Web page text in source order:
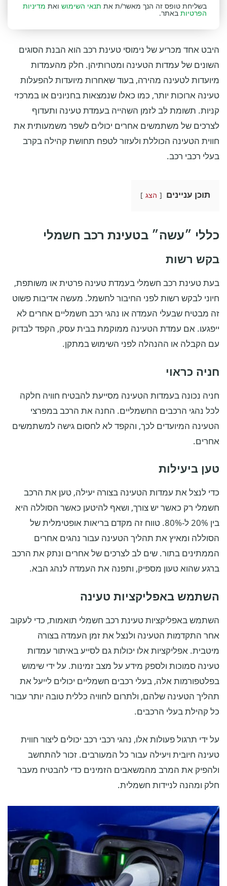
בשליחת טופס זה הנך מאשר/ת את תנאי השימוש ואת מדיניות
הפרטיות באתר.
היבט אחד מכריע של נימוסי טעינת רכב הוא הבנת הסוגים
השונים של עמדות הטעינה ומטרותיהן. חלק מהעמדות
מיועדות לטעינה מהירה, בעוד שאחרות מיועדות להפעלות
טעינה ארוכות יותר, כמו כאלו שנמצאות בחניונים או במרכזי
קניות. תשומת לב לזמן השהייה בעמדת טעינה ותעדוף
לצרכים של משתמשים אחרים יכולים לשפר משמעותית את
חווית הטעינה הכוללת ולעזור לטפח תחושת קהילה בקרב
בעלי רכבי רכב.
תוכן עניינים הצג
כללי ״עשה״ בטעינת רכב חשמלי
בקש רשות
בעת טעינת רכב חשמלי בעמדת טעינה פרטית או משותפת,
חיוני לבקש רשות לפני החיבור לחשמל. מעשה אדיבות פשוט
זה מבטיח שבעלי העמדה או נהגי רכב חשמליים אחרים לא
ייפגעו. אם עמדת הטעינה ממוקמת בבית עסק, הקפד לבדוק
עם הקבלה או ההנהלה לפני השימוש במתקן.
חניה כראוי
חניה נכונה בעמדות הטעינה מסייעת להבטיח חוויה חלקה
לכל נהגי הרכבים החשמליים. החנה את הרכב במפרצי
הטעינה המיועדים לכך, והקפד לא לחסום גישה למשתמשים
אחרים.
טען ביעילות
כדי לנצל את עמדות הטעינה בצורה יעילה, טען את הרכב
חשמלי רק כאשר יש צורך, ושאף להיטען כאשר הסוללה היא
בין 20% ל-80%. טווח זה מקדם בריאות אופטימלית של
הסוללה ומאיץ את תהליך הטעינה עבור נהגים אחרים
הממתינים בתור. שים לב לצרכים של אחרים ונתק את הרכב
ברגע שהוא טעון מספיק, ותפנה את העמדה לנהג הבא.
השתמש באפליקציות טעינה
השתמש באפליקציות טעינת רכב חשמלי תואמות, כדי לעקוב
אחר התקדמות הטעינה ולנצל את זמן העמדה בצורה
מיטבית. אפליקציות אלו יכולות גם לסייע באיתור עמדות
טעינה סמוכות ולספק מידע על מצב זמינות. על ידי שימוש
בפלטפורמות אלה, בעלי רכבים חשמליים יכולים לייעל את
תהליך הטעינה שלהם, ולתרום לחוויה כללית טובה יותר עבור
כל קהילת בעלי הרכבים.
על ידי תרגול פעולות אלו, נהגי רכבי רכב יכולים ליצור חווית
טעינה חיובית ויעילה עבור כל המעורבים. זכור להתחשב
ולהפיק את המרב מהמשאבים הזמינים כדי להבטיח מעבר
חלק ומהנה לניידות חשמלית.